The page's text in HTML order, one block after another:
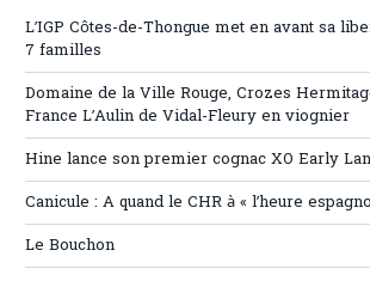
L’IGP Côtes-de-Thongue met en avant sa
7 familles
Domaine de la Ville Rouge, Crozes
France L’Aulin de Vidal-Fleury en viognier
Hine lance son premier cognac XO Early
Canicule : A quand le CHR à « l’heure
Le Bouchon